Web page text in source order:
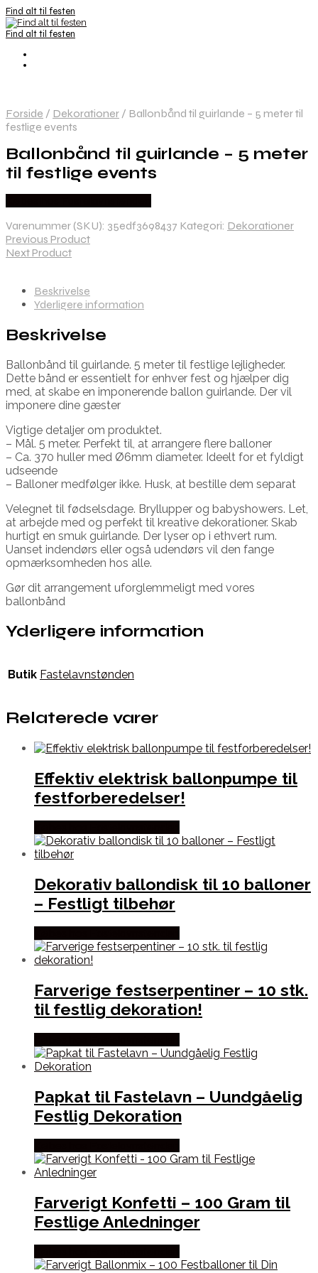
Find alt til festen
Find alt til festen
Forside / Dekorationer / Ballonbånd til guirlande – 5 meter til
festlige events
Ballonbånd til guirlande – 5 meter
til festlige events
Varenummer (SKU): 35edf3698437 Kategori: Dekorationer
Previous Product
Next Product
Beskrivelse
Yderligere information
Beskrivelse
Ballonbånd til guirlande. 5 meter til festlige lejligheder.
Dette bånd er essentielt for enhver fest og hjælper dig
med, at skabe en imponerende ballon guirlande. Der vil
imponere dine gæster
Vigtige detaljer om produktet.
– Mål. 5 meter. Perfekt til, at arrangere flere balloner
– Ca. 370 huller med Ø6mm diameter. Ideelt for et fyldigt
udseende
– Balloner medfølger ikke. Husk, at bestille dem separat
Velegnet til fødselsdage. Bryllupper og babyshowers. Let,
at arbejde med og perfekt til kreative dekorationer. Skab
hurtigt en smuk guirlande. Der lyser op i ethvert rum.
Uanset indendørs eller også udendørs vil den fange
opmærksomheden hos alle.
Gør dit arrangement uforglemmeligt med vores
ballonbånd
Yderligere information
Butik Fastelavnstønden
Relaterede varer
Effektiv elektrisk ballonpumpe til
festforberedelser!
Dekorativ ballondisk til 10 balloner
– Festligt tilbehør
Farverige festserpentiner – 10 stk.
til festlig dekoration!
Papkat til Fastelavn – Uundgåelig
Festlig Dekoration
Farverigt Konfetti – 100 Gram til
Festlige Anledninger